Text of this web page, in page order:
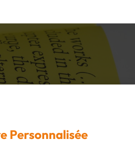
Personnalisée